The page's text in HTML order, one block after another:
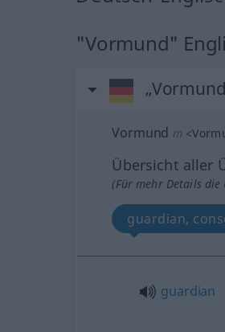
"Vormund"
Vormund m <
Übersicht aller
(Für mehr Details
guardian,
guardian